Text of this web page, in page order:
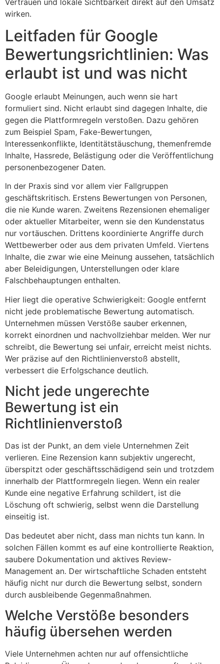
wirken.
Leitfaden für Google
Bewertungsrichtlinien: Was
erlaubt ist und was nicht
Google erlaubt Meinungen, auch wenn sie hart
formuliert sind. Nicht erlaubt sind dagegen Inhalte, die
gegen die Plattformregeln verstoßen. Dazu gehören
zum Beispiel Spam, Fake-Bewertungen,
Interessenkonflikte, Identitätstäuschung, themenfremde
Inhalte, Hassrede, Belästigung oder die Veröffentlichung
personenbezogener Daten.
In der Praxis sind vor allem vier Fallgruppen
geschäftskritisch. Erstens Bewertungen von Personen,
die nie Kunde waren. Zweitens Rezensionen ehemaliger
oder aktueller Mitarbeiter, wenn sie den Kundenstatus
nur vortäuschen. Drittens koordinierte Angriffe durch
Wettbewerber oder aus dem privaten Umfeld. Viertens
Inhalte, die zwar wie eine Meinung aussehen, tatsächlich
aber Beleidigungen, Unterstellungen oder klare
Falschbehauptungen enthalten.
Hier liegt die operative Schwierigkeit: Google entfernt
nicht jede problematische Bewertung automatisch.
Unternehmen müssen Verstöße sauber erkennen,
korrekt einordnen und nachvollziehbar melden. Wer nur
schreibt, die Bewertung sei unfair, erreicht meist nichts.
Wer präzise auf den Richtlinienverstoß abstellt,
verbessert die Erfolgschance deutlich.
Nicht jede ungerechte
Bewertung ist ein
Richtlinienverstoß
Das ist der Punkt, an dem viele Unternehmen Zeit
verlieren. Eine Rezension kann subjektiv ungerecht,
überspitzt oder geschäftsschädigend sein und trotzdem
innerhalb der Plattformregeln liegen. Wenn ein realer
Kunde eine negative Erfahrung schildert, ist die
Löschung oft schwierig, selbst wenn die Darstellung
einseitig ist.
Das bedeutet aber nicht, dass man nichts tun kann. In
solchen Fällen kommt es auf eine kontrollierte Reaktion,
saubere Dokumentation und aktives Review-
Management an. Der wirtschaftliche Schaden entsteht
häufig nicht nur durch die Bewertung selbst, sondern
durch ausbleibende Gegenmaßnahmen.
Welche Verstöße besonders
häufig übersehen werden
Viele Unternehmen achten nur auf offensichtliche